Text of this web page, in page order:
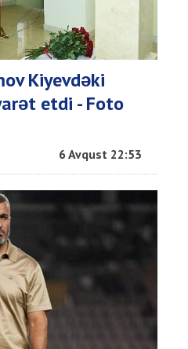
Kiyevdəki
etdi - Foto
6 Avqust 22:53